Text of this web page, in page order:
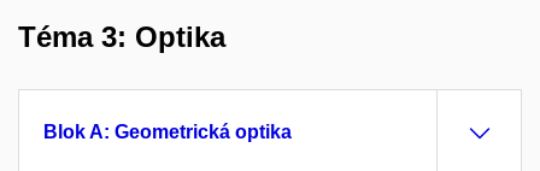
Téma 3: Optika
Blok A: Geometrická optika